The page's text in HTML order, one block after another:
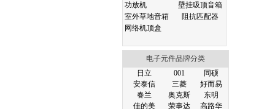
功放机
壁挂吸顶音箱
室外草地音箱
阻抗匹配器
网络机顶盒
电子元件品牌分类
日立
001
同硕
安泰信
三菱
好而易
春兰
奥克斯
东明
佳的美
荣事达 高路华